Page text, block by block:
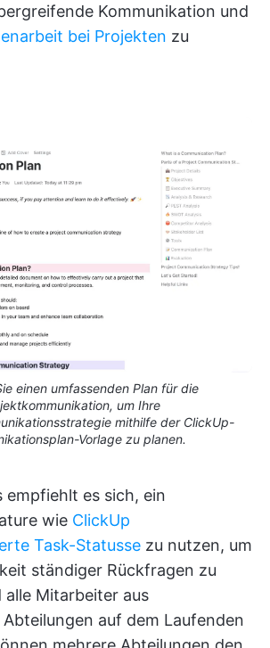
Kommunikation und
bei Projekten zu
einen umfassenden Plan für die
um Ihre
mithilfe der ClickUp-
Vorlage zu planen.
empfiehlt es sich, ein
wie ClickUp
Task-Statusse zu nutzen, um
ständiger Rückfragen zu
alle Mitarbeiter aus
auf dem Laufenden